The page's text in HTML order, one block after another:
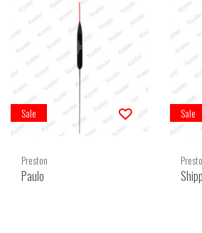
Sale
Preston
Paulo
Sale